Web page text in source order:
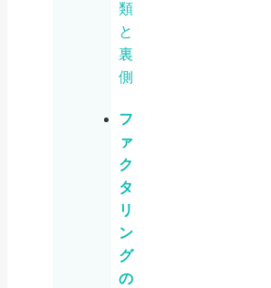
類
と
裏
側
フ
ァ
ク
タ
リ
ン
グ
の